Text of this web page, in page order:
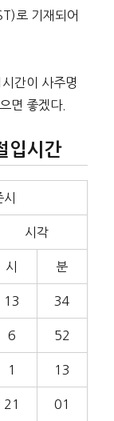
로 기재되어
간이 사주명
면 좋겠다.
입시간
시각
시 분
13 34
6 52
1 13
21 01